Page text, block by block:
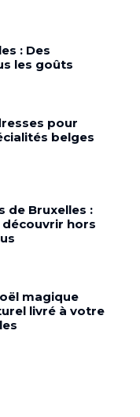
: Des
les goûts
pour
belges
de Bruxelles :
découvrir hors
magique
livré à votre